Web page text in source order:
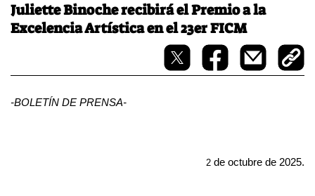
Juliette Binoche recibirá el Premio a la
Excelencia Artística en el 23er FICM
-BOLETÍN DE PRENSA-
2 de octubre de 2025.